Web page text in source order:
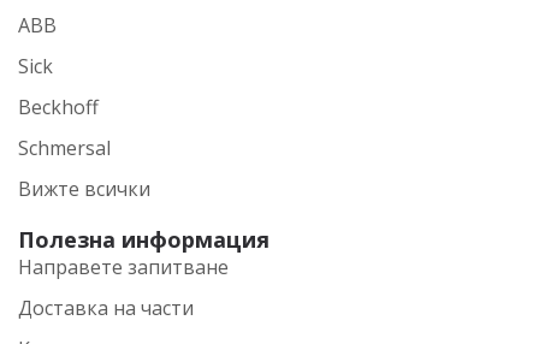
ABB
Sick
Beckhoff
Schmersal
Вижте всички
Полезна информация
Направете запитване
Доставка на части